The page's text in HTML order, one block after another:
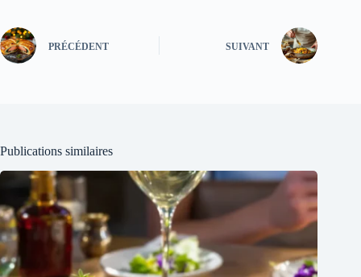
PRÉCÉDENT SUIVANT
Publications similaires